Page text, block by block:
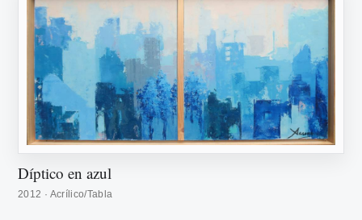
Díptico en azul
2012 · Acrílico/Tabla